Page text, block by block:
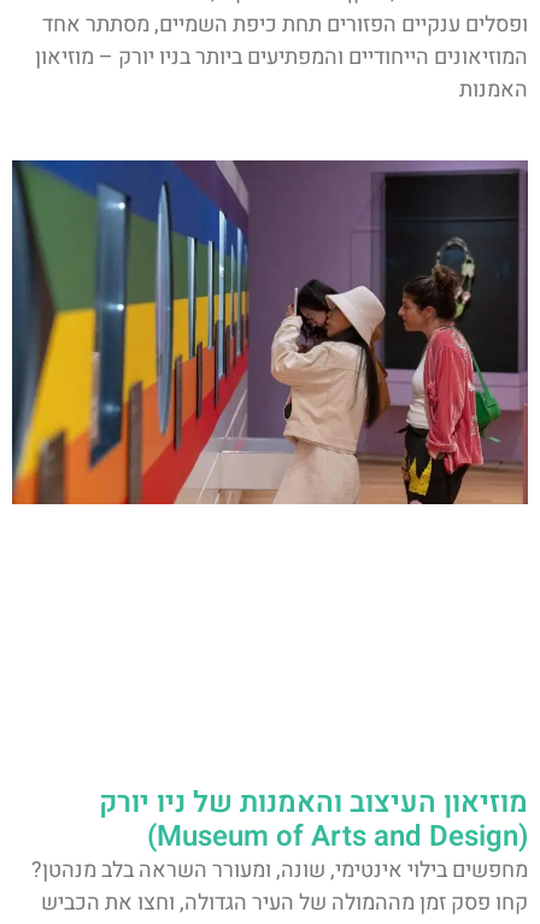
ופסלים ענקיים הפזורים תחת כיפת השמיים, מסתתר אחד
המוזיאונים הייחודיים והמפתיעים ביותר בניו יורק – מוזיאון
האמנות
מוזיאון העיצוב והאמנות של ניו יורק
(Museum of Arts and Design)
מחפשים בילוי אינטימי, שונה, ומעורר השראה בלב מנהטן?
קחו פסק זמן מההמולה של העיר הגדולה, וחצו את הכביש